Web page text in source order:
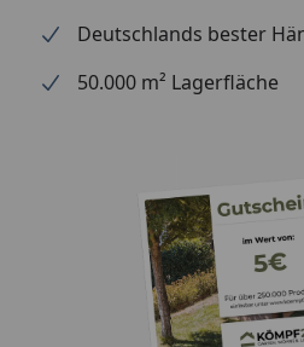
Deutschlands bester
50.000 m² Lagerfläche